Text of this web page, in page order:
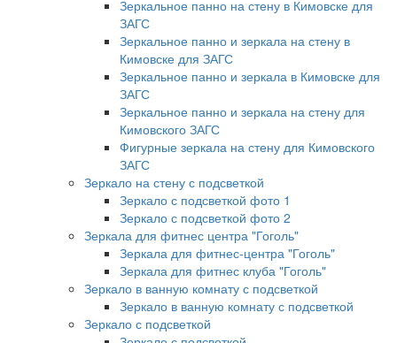
Зеркальное панно на стену в Кимовске для
ЗАГС
Зеркальное панно и зеркала на стену в
Кимовске для ЗАГС
Зеркальное панно и зеркала в Кимовске для
ЗАГС
Зеркальное панно и зеркала на стену для
Кимовского ЗАГС
Фигурные зеркала на стену для Кимовского
ЗАГС
Зеркало на стену с подсветкой
Зеркало с подсветкой фото 1
Зеркало с подсветкой фото 2
Зеркала для фитнес центра "Гоголь"
Зеркала для фитнес-центра "Гоголь"
Зеркала для фитнес клуба "Гоголь"
Зеркало в ванную комнату с подсветкой
Зеркало в ванную комнату с подсветкой
Зеркало с подсветкой